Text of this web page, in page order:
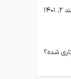
شده؟